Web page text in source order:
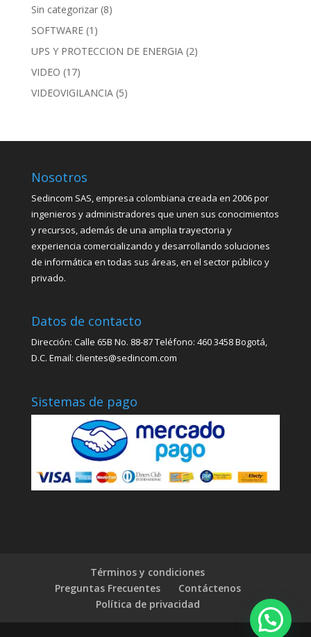
Sin categorizar (8)
SOFTWARE (1)
UPS Y PROTECCION DE ENERGIA (2)
VIDEO (17)
VIDEOVIGILANCIA (5)
Nosotros
Sedincom SAS, empresa colombiana creada en 2006 por
ingenieros y administradores que unen sus conocimientos
y recursos, además de una amplia trayectoria y
experiencia comercializando y desarrollando soluciones
de informática en todas sus áreas, en el sector público y
privado.
Datos de contacto
Dirección: Calle 65B No. 88-87 Teléfono: 460 3458 Bogotá,
D.C. Email: clientes@sedincom.com
Sistemas de pago
Términos y condiciones
Preguntas Frecuentes
Contáctenos
Política de privacidad